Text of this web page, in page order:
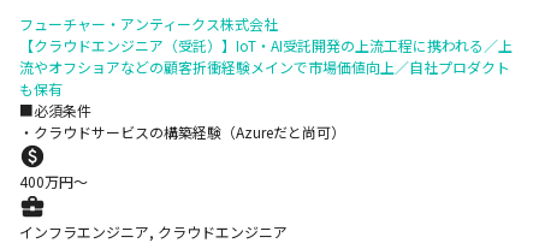
フューチャー・アンティークス株式会社
【クラウドエンジニア（受託）】IoT・AI受託開発の上流工程に携われる／上
流やオフショアなどの顧客折衝経験メインで市場価値向上／自社プロダクト
も保有
■必須条件
・クラウドサービスの構築経験（Azureだと尚可）
400万円〜
インフラエンジニア, クラウドエンジニア